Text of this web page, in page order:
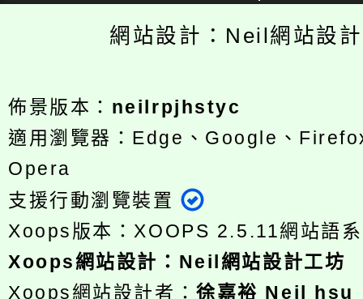
網站設計：Neil網站設
佈景版本： neilrpjhstyc
適用瀏覽器：Edge、Google、
Opera
支援行動瀏覽裝置
Xoops版本：XOOPS 2.5.11網站語
Xoops網站設計 ： Neil網站設計工坊
Xoops網站設計者：徐嘉裕 Neil hsu